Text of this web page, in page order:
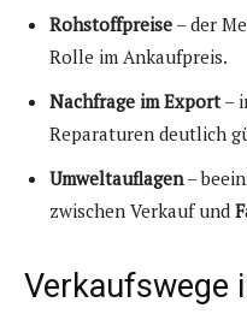
Rohstoffpreise – der
Rolle im Ankaufpreis.
Nachfrage im Export–
Reparaturen deutlich
Umweltauflagen–
zwischen Verkauf und
Verkaufswege